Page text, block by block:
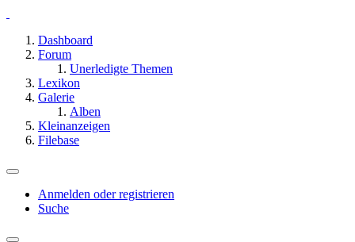
Dashboard
Forum
Unerledigte Themen
Lexikon
Galerie
Alben
Kleinanzeigen
Filebase
Anmelden oder registrieren
Suche